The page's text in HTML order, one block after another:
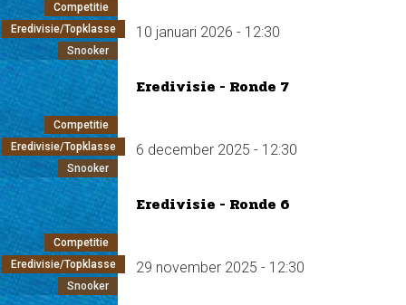
Competitie
Eredivisie/Topklasse
Snooker
10 januari 2026 - 12:30
Competitie
Eredivisie/Topklasse
Snooker
Eredivisie - Ronde 7
6 december 2025 - 12:30
Competitie
Eredivisie/Topklasse
Snooker
Eredivisie - Ronde 6
29 november 2025 - 12:30